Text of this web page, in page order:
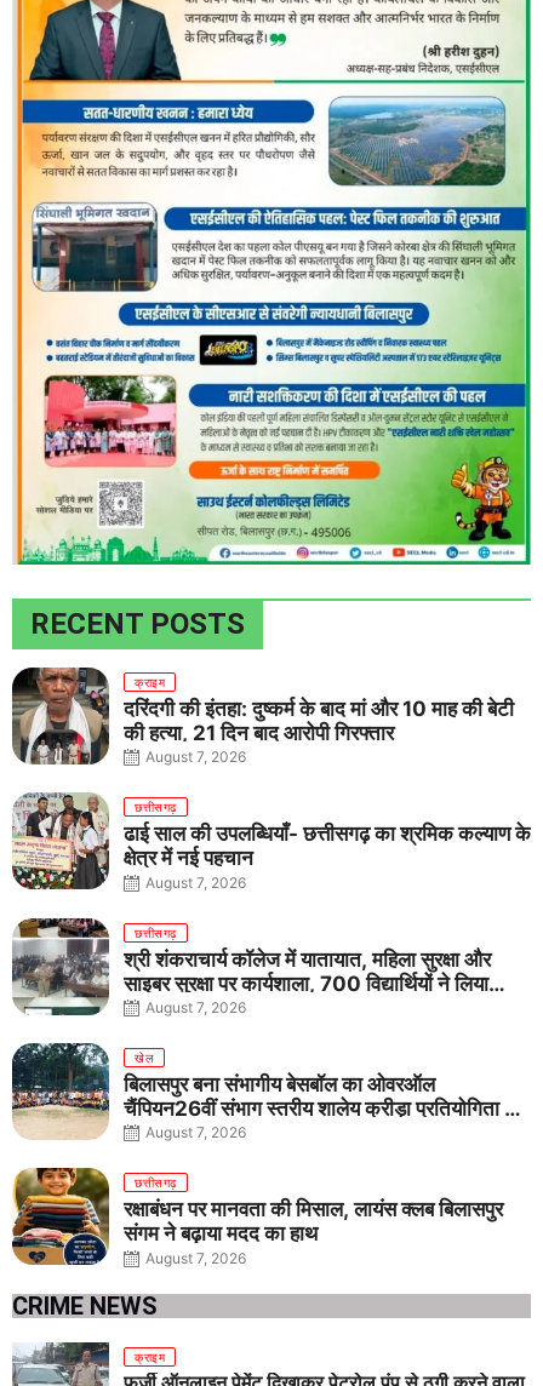
RECENT POSTS
क्राइम
दरिंदगी की इंतहा: दुष्कर्म के बाद मां और 10 माह की बेटी
की हत्या, 21 दिन बाद आरोपी गिरफ्तार
August 7, 2026
छत्तीसगढ़
ढाई साल की उपलब्धियाँ- छत्तीसगढ़ का श्रमिक कल्याण के
क्षेत्र में नई पहचान
August 7, 2026
छत्तीसगढ़
श्री शंकराचार्य कॉलेज में यातायात, महिला सुरक्षा और
साइबर सुरक्षा पर कार्यशाला, 700 विद्यार्थियों ने लिया
जागरूकता का संकल्प
August 7, 2026
खेल
बिलासपुर बना संभागीय बेसबॉल का ओवरऑल
चैंपियन26वीं संभाग स्तरीय शालेय क्रीड़ा प्रतियोगिता में
तीनों आयु वर्गों में शानदार प्रदर्शन
August 7, 2026
छत्तीसगढ़
रक्षाबंधन पर मानवता की मिसाल, लायंस क्लब बिलासपुर
संगम ने बढ़ाया मदद का हाथ
August 7, 2026
CRIME NEWS
क्राइम